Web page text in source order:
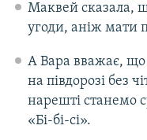
Маквей сказала,
угоди, аніж мати
А Вара вважає, що
на півдорозі без
нарешті станемо
«Бі-бі-сі».